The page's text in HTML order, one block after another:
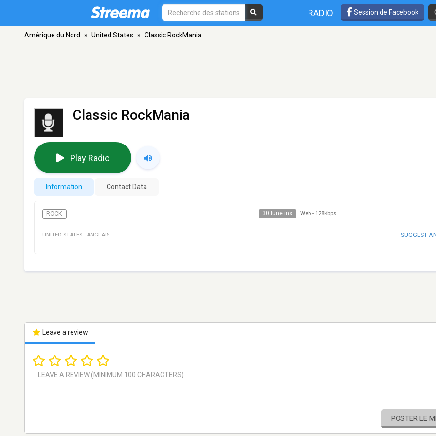
RADIO Session de Facebook
Amérique du Nord » United States » Classic RockMania
Classic RockMania
Play Radio
Information Contact Data
ROCK 30 tune ins Web - 128Kbps
UNITED STATES · ANGLAIS SUGGEST
Leave a review
POSTER LE